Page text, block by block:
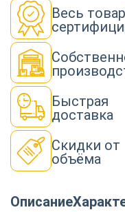
дерева
Весь товар
Быстрая
доставка
Скидки от
объёма
Описание